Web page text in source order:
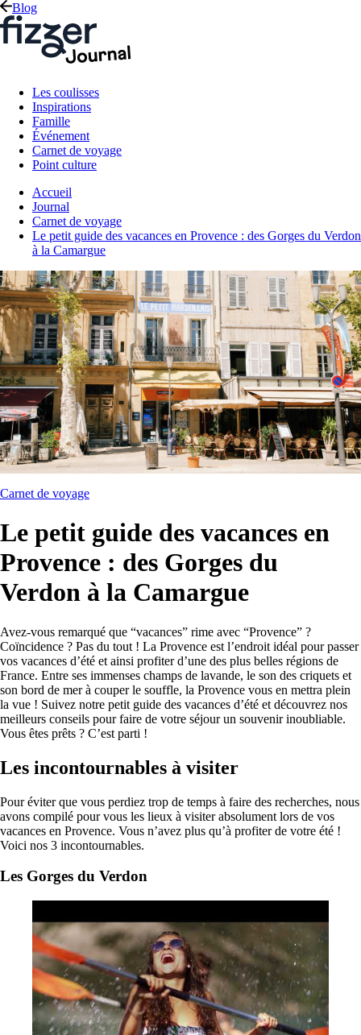
Blog
Les coulisses
Inspirations
Famille
Événement
Carnet de voyage
Point culture
Accueil
Journal
Carnet de voyage
Le petit guide des vacances en Provence : des Gorges du Verdon
à la Camargue
Carnet de voyage
Le petit guide des vacances en
Provence : des Gorges du
Verdon à la Camargue
Avez-vous remarqué que “vacances” rime avec “Provence” ?
Coïncidence ? Pas du tout ! La Provence est l’endroit idéal pour passer
vos vacances d’été et ainsi profiter d’une des plus belles régions de
France. Entre ses immenses champs de lavande, le son des criquets et
son bord de mer à couper le souffle, la Provence vous en mettra plein
la vue ! Suivez notre petit guide des vacances d’été et découvrez nos
meilleurs conseils pour faire de votre séjour un souvenir inoubliable.
Vous êtes prêts ? C’est parti !
Les incontournables à visiter
Pour éviter que vous perdiez trop de temps à faire des recherches, nous
avons compilé pour vous les lieux à visiter absolument lors de vos
vacances en Provence. Vous n’avez plus qu’à profiter de votre été !
Voici nos 3 incontournables.
Les Gorges du Verdon